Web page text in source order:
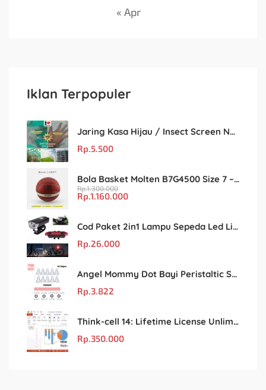
« Apr
Iklan Terpopuler
Jaring Kasa Hijau / Insect Screen Net – Kualitas Terjamin & Harga Eceran Terjangkau
Rp.5.500
Bola Basket Molten B7G4500 Size 7 – Resmi FIBA & IBL
Rp.1.300.000
Rp.1.160.000
Cod Paket 2in1 Lampu Sepeda Led Light Depan Dan Belakang Rechargeable
Rp.26.000
Angel Mommy Dot Bayi Peristaltic S/M/L/X-Cut / Puting Lebar Buram 10pcs
Rp.3.822
Think-cell 14: Lifetime License Unlimited User untuk PowerPoint & Excel
Rp.350.000